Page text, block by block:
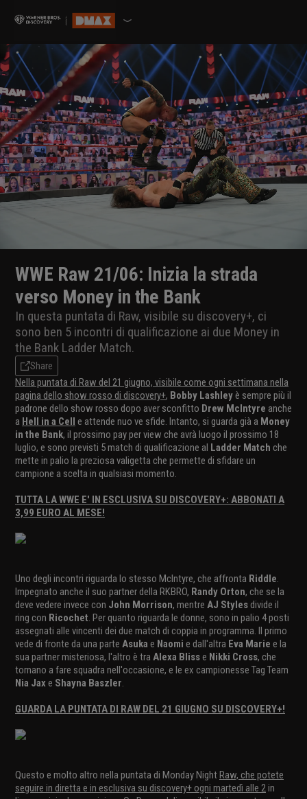
WWE Raw 21/06: Inizia la strada
verso Money in the Bank
In questa puntata di Raw, visibile su discovery+, ci
sono ben 5 incontri di qualificazione ai due Money in
the Bank Ladder Match.
Share
Nella puntata di Raw del 21 giugno, visibile come ogni settimana nella
pagina dello show rosso di discovery+, Bobby Lashleyè sempre più il
padrone dello show rosso dopo aver sconfitto Drew McIntyre anche
a Hell in a Cell e attende nuo ve sfide. Intanto, si guarda già a Money
in the Bank, il prossimo pay per view che avrà luogo il prossimo 18
luglio, e sono previsti 5 match di qualificazione al Ladder Match che
mette in palio la preziosa valigetta che permette di sfidare un
campione a scelta in qualsiasi momento.
TUTTA LA WWE E' IN ESCLUSIVA SU DISCOVERY+: ABBONATI A
3,99 EURO AL MESE!
Uno degli incontri riguarda lo stesso McIntyre, che affronta Riddle.
Impegnato anche il suo partner della RKBRO, Randy Orton, che se la
deve vedere invece con John Morrison, mentre AJ Stylesdivide il
ring con Ricochet. Per quanto riguarda le donne, sono in palio 4 posti
assegnati alle vincenti dei due match di coppia in programma. Il primo
vede di fronte da una parte Asuka e Naomi e dall'altra Eva Marie e la
sua partner misteriosa, l'altro è tra Alexa Blisse Nikki Cross, che
tornano a fare squadra nell'occasione, e le ex campionesse Tag Team
Nia Jaxe Shayna Baszler.
GUARDA LA PUNTATA DI RAW DEL 21 GIUGNO SU DISCOVERY+!
Questo e molto altro nella puntata di Monday NightRaw, che potete
seguire in diretta e in esclusiva su discovery+ ogni martedì alle 2in